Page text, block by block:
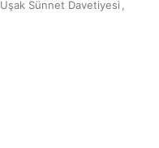
Uşak Sünnet Davetiyesi